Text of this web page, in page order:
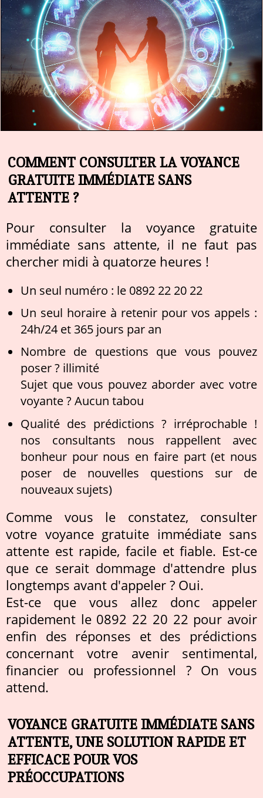
COMMENT CONSULTER LA VOYANCE
GRATUITE IMMÉDIATE SANS
ATTENTE ?
Pour consulter la voyance gratuite
immédiate sans attente, il ne faut pas
chercher midi à quatorze heures !
Un seul numéro : le 0892 22 20 22
Un seul horaire à retenir pour vos appels :
24h/24 et 365 jours par an
Nombre de questions que vous pouvez
poser ? illimité
Sujet que vous pouvez aborder avec votre
voyante ? Aucun tabou
Qualité des prédictions ? irréprochable !
nos consultants nous rappellent avec
bonheur pour nous en faire part (et nous
poser de nouvelles questions sur de
nouveaux sujets)
Comme vous le constatez, consulter
votre voyance gratuite immédiate sans
attente est rapide, facile et fiable. Est-ce
que ce serait dommage d'attendre plus
longtemps avant d'appeler ? Oui.
Est-ce que vous allez donc appeler
rapidement le 0892 22 20 22 pour avoir
enfin des réponses et des prédictions
concernant votre avenir sentimental,
financier ou professionnel ? On vous
attend.
VOYANCE GRATUITE IMMÉDIATE SANS
ATTENTE, UNE SOLUTION RAPIDE ET
EFFICACE POUR VOS
PRÉOCCUPATIONS